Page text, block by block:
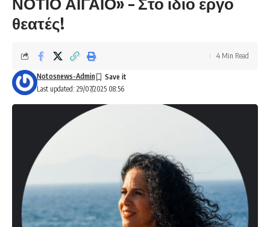
θεατές!
Last updated: 29/07/2025 08:56
Notosnews-Admin
4 Min Read